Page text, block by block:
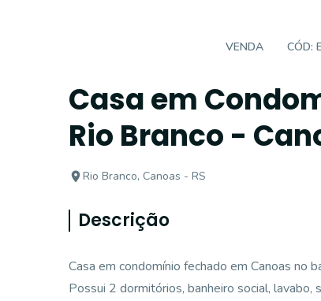
VENDA CÓD:
Casa em
Rio Branco -
Rio Branco, Canoas - RS
Descrição
Casa em condomínio fechado em Canoas no
Possui 2 dormitórios, banheiro social,